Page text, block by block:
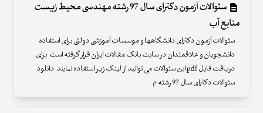
سئوالات آزمون دکترای سال 97 رشته مهندسی محیط زیست
منابع آب
سئوالات آزمون دکترای دانشگاهها و موسسات آموزشی دولتی برای استفاده
دانشجویان و علاقمندان در سایت بانک مقالات ایران قرار گرفته است برای
دریافت فایل pdf این سئوالات می توانید از لینک زیر استفاده نمایند دانلود
سئوالات دکترای سال 97 رشته م